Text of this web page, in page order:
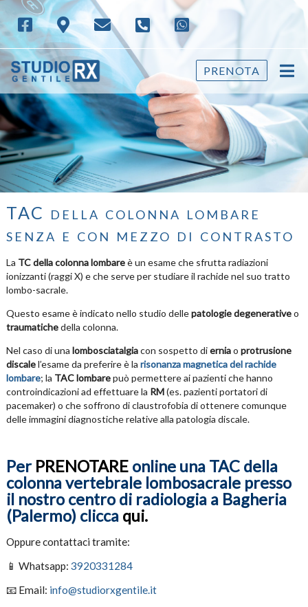
PRENOTA
TAC della colonna lombare
senza e con mezzo di contrasto
La TC della colonna lombareè un esame che sfrutta radiazioni
ionizzanti (raggi X) e che serve per studiare il rachide nel suo tratto
lombo-sacrale.
Questo esame è indicato nello studio dellepatologie degenerativeo
traumatichedella colonna.
Nel caso di una lombosciatalgiacon sospetto dierniao protrusione
discalel’esame da preferire è la risonanza magnetica del rachide
lombare; la TAC lombarepuò permettere ai pazienti che hanno
controindicazioni ad effettuare la RM(es. pazienti portatori di
pacemaker) o che soffrono di claustrofobia di ottenere comunque
delle immagini diagnostiche relative alla patologia discale.
Per PRENOTAREonline una TAC della
colonna vertebrale lombosacrale presso
il nostro centro di radiologia a Bagheria
(Palermo) clicca qui.
Oppure contattaci tramite:
📱 Whatsapp: 3920331284
📧 Email: info@studiorxgentile.it